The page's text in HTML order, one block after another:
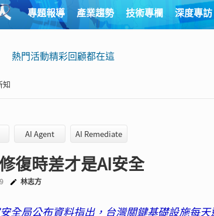
專題報導 產業趨勢 技術專欄 深度專訪
熱門活動精彩回顧都在這
知
AI Agent AI Remediate
復時差才是AI安全
林志方
全局公布資料指出，台灣關鍵基礎設施每